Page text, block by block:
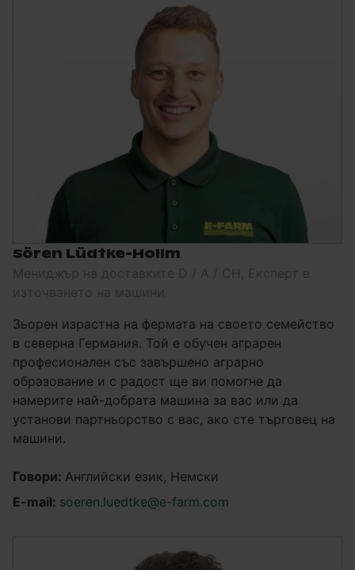
Sören Lüdtke-Hollm
Мениджър на доставките D / A / CH, Експерт в
източването на машини
Зьорен израстна на фермата на своето семейство
в северна Германия. Той е обучен аграрен
професионален със завършено аграрно
образование и с радост ще ви помогне да
намерите най-добрата машина за вас или да
установи партньорство с вас, ако сте търговец на
машини.
Говори: Английски език, Немски
E-mail: soeren.luedtke@e-farm.com